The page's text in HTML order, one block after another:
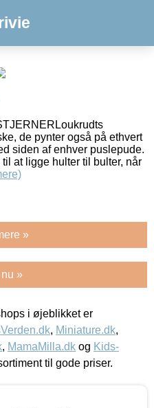
de pynter også på ethvert
siden af enhver puslepude.
at ligge hulter til bulter, når
»
»
i øjeblikket er
, Miniature.dk,
, MamaMilla.dk og Kids-
til gode priser.